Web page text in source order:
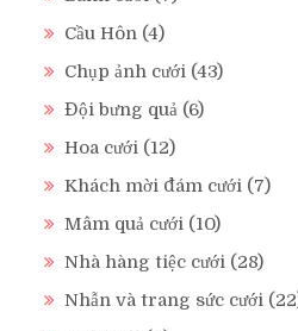
Cầu Hôn (4)
Chụp ảnh cưới (43)
Đội bưng quả (6)
Hoa cưới (12)
Khách mời đám cưới (7)
Mâm quả cưới (10)
Nhà hàng tiệc cưới (28)
Nhẫn và trang sức cưới